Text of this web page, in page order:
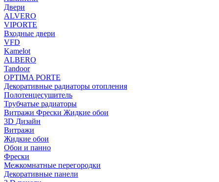
Двери
ALVERO
VIPORTE
Входные двери
VFD
Kamelot
ALBERO
Tandoor
OPTIMA PORTE
Декоративные радиаторы отопления
Полотенцесушитель
Трубчатые радиаторы
Витражи Фрески Жидкие обои
3D Дизайн
Витражи
Жидкие обои
Обои и панно
Фрески
Межкомнатные перегородки
Декоративные панели